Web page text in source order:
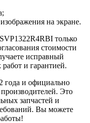
на экране.
только
стоимости
исправный
и гарантией.
года и официально
Это
запчастей и
Вы можете